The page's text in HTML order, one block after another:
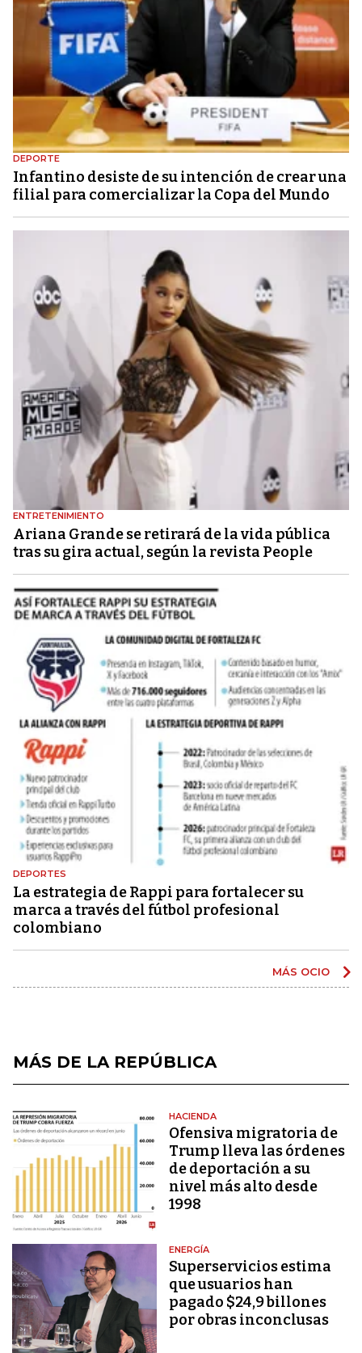
DEPORTE
Infantino desiste de su intención de crear una
filial para comercializar la Copa del Mundo
ENTRETENIMIENTO
Ariana Grande se retirará de la vida pública
tras su gira actual, según la revista People
DEPORTES
La estrategia de Rappi para fortalecer su
marca a través del fútbol profesional
colombiano
MÁS OCIO
MÁS DE LA REPÚBLICA
HACIENDA
Ofensiva migratoria de
Trump lleva las órdenes
de deportación a su
nivel más alto desde
1998
ENERGÍA
Superservicios estima
que usuarios han
pagado $24,9 billones
por obras inconclusas